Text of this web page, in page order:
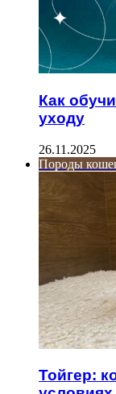
Как
уходу
26.11.2025
Породы
Тойгер: